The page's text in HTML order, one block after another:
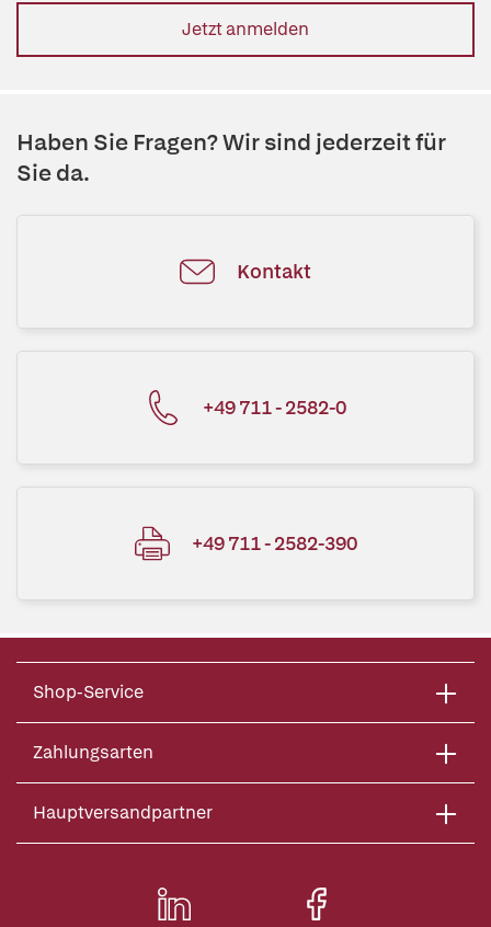
Jetzt anmelden
Haben Sie Fragen? Wir sind jederzeit für
Sie da.
Kontakt
+49 711 - 2582-0
+49 711 - 2582-390
Shop-Service
Zahlungsarten
Hauptversandpartner